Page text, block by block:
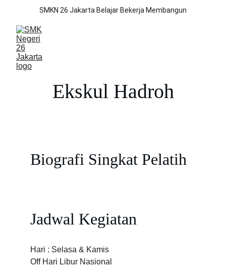
SMKN 26 Jakarta Belajar Bekerja Membangun
Ekskul Hadroh
Biografi Singkat Pelatih
Jadwal Kegiatan
Hari : Selasa & Kamis
Off Hari Libur Nasional